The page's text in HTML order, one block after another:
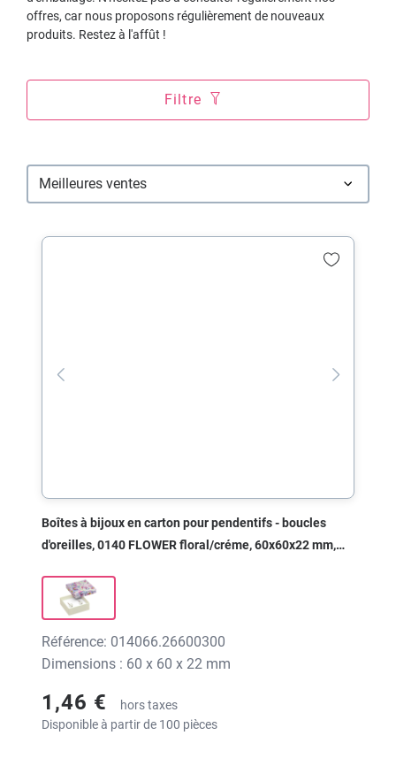
offres, car nous proposons régulièrement de nouveaux
produits. Restez à l'affût !
Filtre
Boîtes à bijoux en carton pour pendentifs - boucles
d'oreilles, 0140 FLOWER floral/créme, 60x60x22 mm,
Référence: 014066.26600300
Dimensions : 60 x 60 x 22 mm
1,46 €
hors taxes
Disponible à partir de 100 pièces